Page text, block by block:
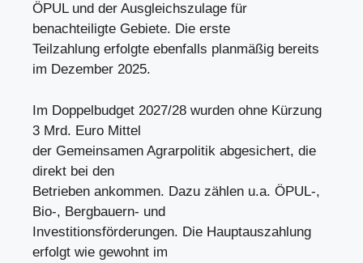
ÖPUL und der Ausgleichszulage für
benachteiligte Gebiete. Die erste
Teilzahlung erfolgte ebenfalls planmäßig bereits
im Dezember 2025.
Im Doppelbudget 2027/28 wurden ohne Kürzung
3 Mrd. Euro Mittel
der Gemeinsamen Agrarpolitik abgesichert, die
direkt bei den
Betrieben ankommen. Dazu zählen u.a. ÖPUL-,
Bio-, Bergbauern- und
Investitionsförderungen. Die Hauptauszahlung
erfolgt wie gewohnt im